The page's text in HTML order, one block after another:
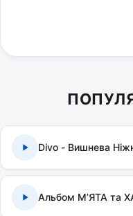
Divo - Вишнева
Альбом МʼЯТА та